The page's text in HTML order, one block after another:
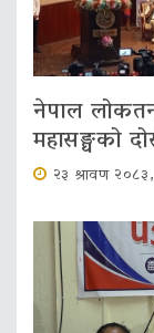
नेपाल
महासङ्घको
२३ श्रावण